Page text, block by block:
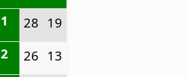
1
28 19
2
26 13